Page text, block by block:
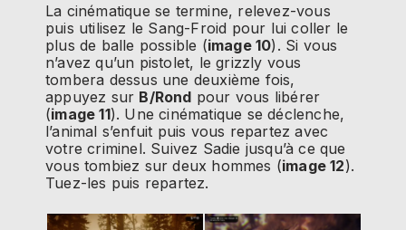
La cinématique se termine, relevez-vous
puis utilisez le Sang-Froid pour lui coller le
plus de balle possible (image 10). Si vous
n’avez qu’un pistolet, le grizzly vous
tombera dessus une deuxième fois,
appuyez sur B/Rond pour vous libérer
(image 11). Une cinématique se déclenche,
l’animal s’enfuit puis vous repartez avec
votre criminel. Suivez Sadie jusqu’à ce que
vous tombiez sur deux hommes (image 12).
Tuez-les puis repartez.